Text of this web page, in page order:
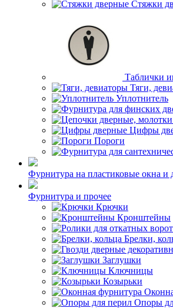
Стяжки
Таблички
Тяги,
Уплотнитель
Цифры
Пороги
Фурнитура на пластиковые окна и
Фурнитура и прочее
Крючки
Кронштейны
Брелки,
Заглушки
Ключницы
Козырьки
Опоры